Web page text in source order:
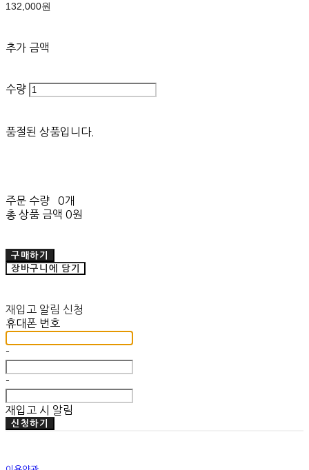
132,000원
추가 금액
수량
품절된 상품입니다.
주문 수량
0개
총 상품 금액 0원
구매하기
장바구니에 담기
재입고 알림 신청
휴대폰 번호
-
-
재입고 시 알림
신청하기